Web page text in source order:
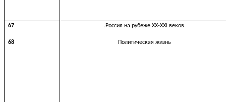
67
68
.Россия на рубеже XX-XXI веков.
Политическая жизнь